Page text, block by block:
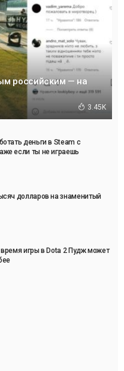
российским — на
3.45K
деньги в Steam с
если ты не играешь
долларов на знаменитый
игры в Dota 2 Пудж может